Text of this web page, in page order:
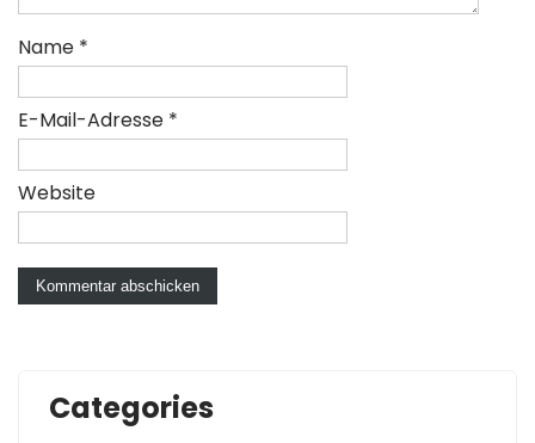
Name *
E-Mail-Adresse *
Website
Categories